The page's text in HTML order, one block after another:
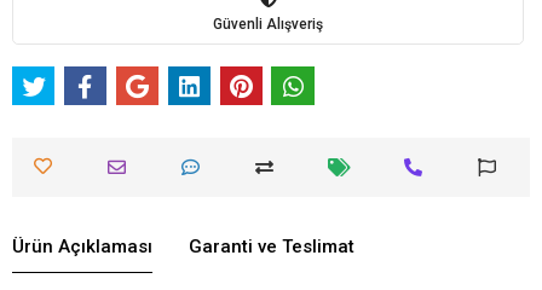
Güvenli Alışveriş
Ürün Açıklaması Garanti ve Teslimat